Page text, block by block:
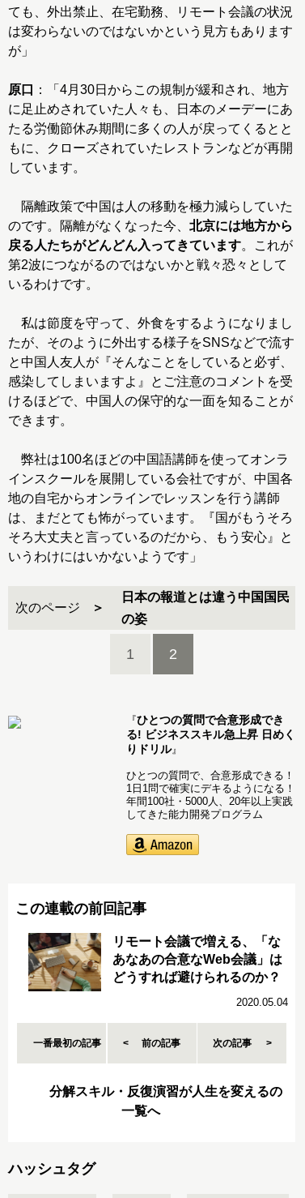
ても、外出禁止、在宅勤務、リモート会議の状況
は変わらないのではないかという見方もあります
が」
原口
：「4月30日からこの規制が緩和され、地方
に足止めされていた人々も、日本のメーデーにあ
たる労働節休み期間に多くの人が戻ってくるとと
もに、クローズされていたレストランなどが再開
しています。
隔離政策で中国は人の移動を極力減らしていた
のです。隔離がなくなった今、 北京には地方から
戻る人たちがどんどん入ってきています。これが
第2波につながるのではないかと戦々恐々として
いるわけです。
私は節度を守って、外食をするようになりまし
たが、そのように外出する様子をSNSなどで流す
と中国人友人が『そんなことをしていると必ず、
感染してしまいますよ』とご注意のコメントを受
けるほどで、中国人の保守的な一面を知ることが
できます。
弊社は100名ほどの中国語講師を使ってオンラ
インスクールを展開している会社ですが、中国各
地の自宅からオンラインでレッスンを行う講師
は、まだとても怖がっています。『国がもうそろ
そろ大丈夫と言っているのだから、もう安心』と
いうわけにはいかないようです」
次のページ
日本の報道とは違う中国国民
の姿
1 2
『ひとつの質問で合意形成でき
る! ビジネススキル急上昇 日めく
りドリル』
ひとつの質問で、合意形成できる！
1日1問で確実にデキるようになる！
年間100社・5000人、20年以上実践
してきた能力開発プログラム
この連載の前回記事
リモート会議で増える、「な
あなあの合意なWeb会議」は
どうすれば避けられるのか？
2020.05.04
一番最初の記事 前の記事 次の記事
分解スキル・反復演習が人生を変えるの
一覧へ
ハッシュタグ